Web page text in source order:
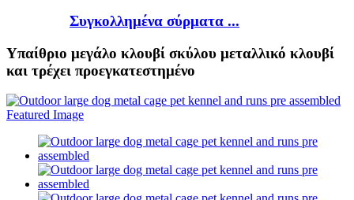
Συγκολλημένα σύρματα ...
Υπαίθριο μεγάλο κλουβί σκύλου μεταλλικό κλουβί
και τρέχει προεγκατεστημένο